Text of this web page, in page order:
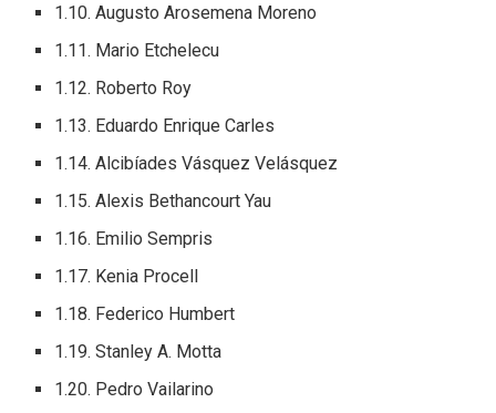
1.10. Augusto Arosemena Moreno
1.11. Mario Etchelecu
1.12. Roberto Roy
1.13. Eduardo Enrique Carles
1.14. Alcibíades Vásquez Velásquez
1.15. Alexis Bethancourt Yau
1.16. Emilio Sempris
1.17. Kenia Procell
1.18. Federico Humbert
1.19. Stanley A. Motta
1.20. Pedro Vailarino